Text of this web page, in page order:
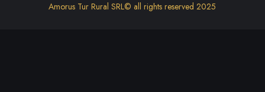
Amorus Tur Rural SRL© all rights reserved 2025